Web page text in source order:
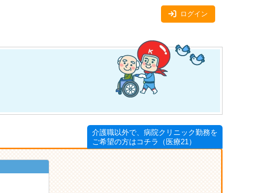
ログイン
介護職以外で、病院クリニック勤務を
ご希望の方はコチラ（医療21）